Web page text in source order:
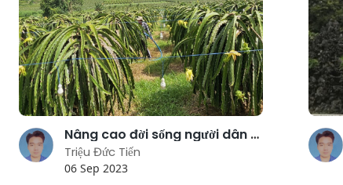
Nâng cao đời sống người dân từ xây dựng nông thôn mới
Triệu Đức Tiến
06 Sep 2023